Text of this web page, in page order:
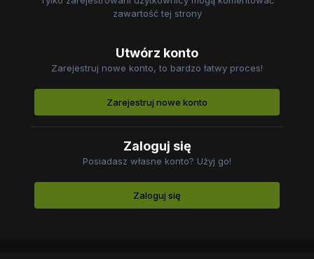
zawartość tej strony
Utwórz konto
Zarejestruj nowe konto, to bardzo łatwy proces!
Zarejestruj nowe konto
Zaloguj się
Posiadasz własne konto? Użyj go!
Zaloguj się